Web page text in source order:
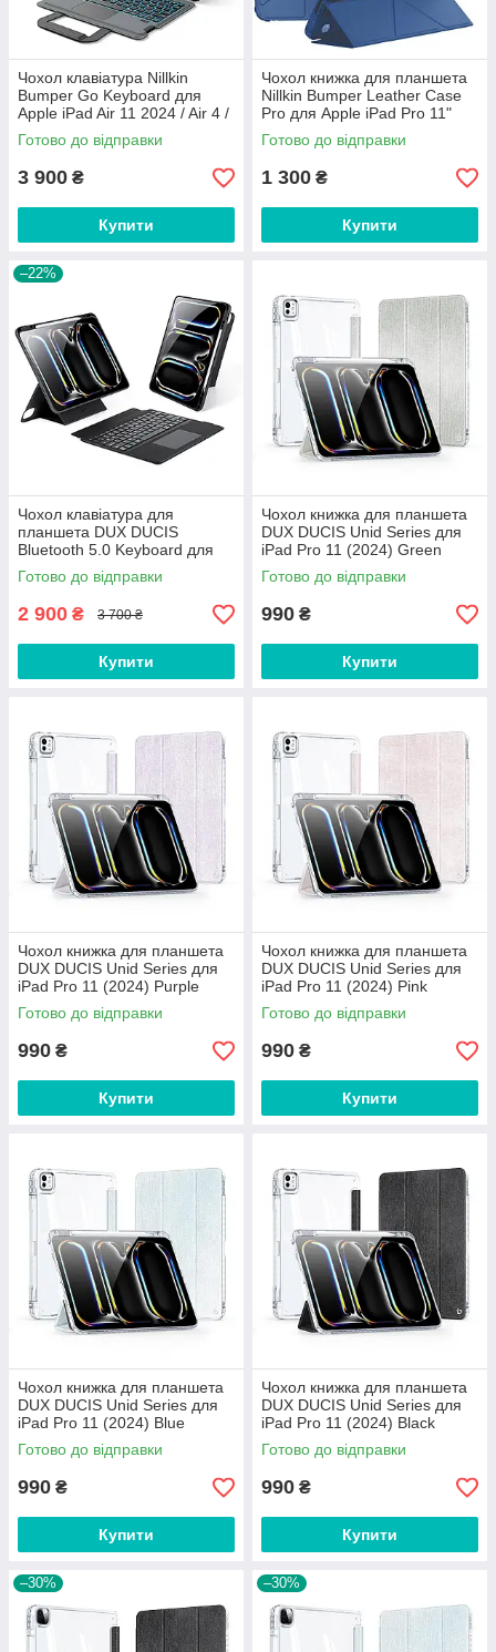
Чохол клавіатура Nillkin
Bumper Go Keyboard для
Apple iPad Air 11 2024 / Air 4 /
Air 5 10.9 Black з підсвіткою
Готово до відправки
3 900 ₴
Купити
Чохол книжка для планшета
Nillkin Bumper Leather Case
Pro для Apple iPad Pro 11"
2024 Blue
Готово до відправки
1 300 ₴
Купити
–22%
Чохол клавіатура для
планшета DUX DUCIS
Bluetooth 5.0 Keyboard для
Apple iPad Pro 13 (2024)
A2926 A3007 A2925 з
Готово до відправки
2 900 ₴ 3 700 ₴
Купити
Чохол книжка для планшета
DUX DUCIS Unid Series для
iPad Pro 11 (2024) Green
Готово до відправки
990 ₴
Купити
Чохол книжка для планшета
DUX DUCIS Unid Series для
iPad Pro 11 (2024) Purple
Готово до відправки
990 ₴
Купити
Чохол книжка для планшета
DUX DUCIS Unid Series для
iPad Pro 11 (2024) Pink
Готово до відправки
990 ₴
Купити
Чохол книжка для планшета
DUX DUCIS Unid Series для
iPad Pro 11 (2024) Blue
Готово до відправки
990 ₴
Купити
Чохол книжка для планшета
DUX DUCIS Unid Series для
iPad Pro 11 (2024) Black
Готово до відправки
990 ₴
Купити
–30% –30%